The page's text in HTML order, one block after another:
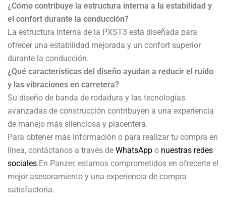
¿Cómo contribuye la estructura interna a la estabilidad y
el confort durante la conducción?
La estructura interna de la PXST3 está diseñada para
ofrecer una estabilidad mejorada y un confort superior
durante la conducción.
¿Qué características del diseño ayudan a reducir el ruido
y las vibraciones en carretera?
Su diseño de banda de rodadura y las tecnologías
avanzadas de construcción contribuyen a una experiencia
de manejo más silenciosa y placentera.
Para obtener más información o para realizar tu compra en
línea, contáctanos a través de WhatsApp o nuestras redes
sociales.En Panzer, estamos comprometidos en ofrecerte el
mejor asesoramiento y una experiencia de compra
satisfactoria.